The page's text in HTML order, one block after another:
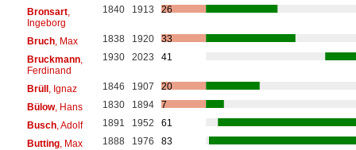
Bronsart,
Ingeborg
1840 1913 26
Bruch, Max 1838 1920
33
Bruckmann,
Ferdinand
1930 2023 41
Brüll, Ignaz 1846 1907
20
Bülow, Hans 1830 1894
7
Busch, Adolf 1891 1952
61
Butting, Max 1888 1976
83